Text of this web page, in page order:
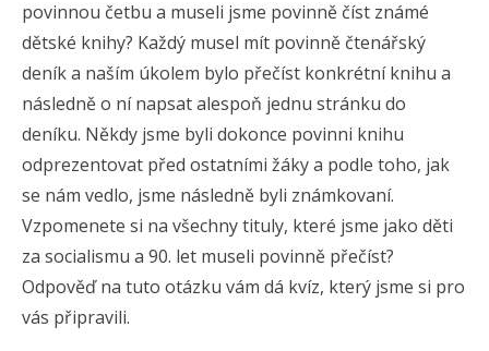
povinnou četbu a museli jsme povinně číst známé
dětské knihy? Každý musel mít povinně čtenářský
deník a naším úkolem bylo přečíst konkrétní knihu a
následně o ní napsat alespoň jednu stránku do
deníku. Někdy jsme byli dokonce povinni knihu
odprezentovat před ostatními žáky a podle toho, jak
se nám vedlo, jsme následně byli známkovaní.
Vzpomenete si na všechny tituly, které jsme jako děti
za socialismu a 90. let museli povinně přečíst?
Odpověď na tuto otázku vám dá kvíz, který jsme si pro
vás připravili.